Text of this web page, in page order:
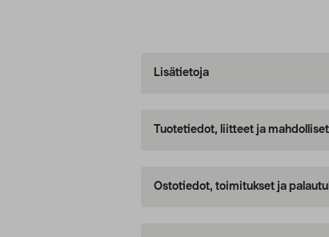
Lisätietoja
Tuotetiedot, liitteet ja
Ostotiedot, toimitukset ja